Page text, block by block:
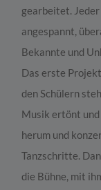
gearbeitet.
angespannt,
Bekannte und
Das erste
den Schülern
Musik ertönt und
herum und
Tanzschritte.
die Bühne, mit